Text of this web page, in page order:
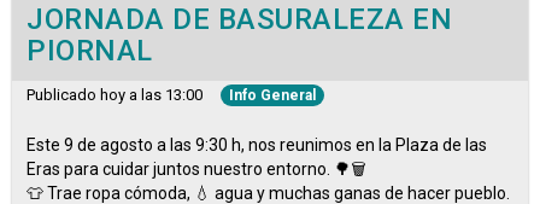
JORNADA DE BASURALEZA EN
PIORNAL
Publicado hoy a las 13:00 Info General
Este 9 de agosto a las 9:30 h, nos reunimos en la Plaza de las
Eras para cuidar juntos nuestro entorno. 🌳🗑️
👕 Trae ropa cómoda, 💧 agua y muchas ganas de hacer pueblo.